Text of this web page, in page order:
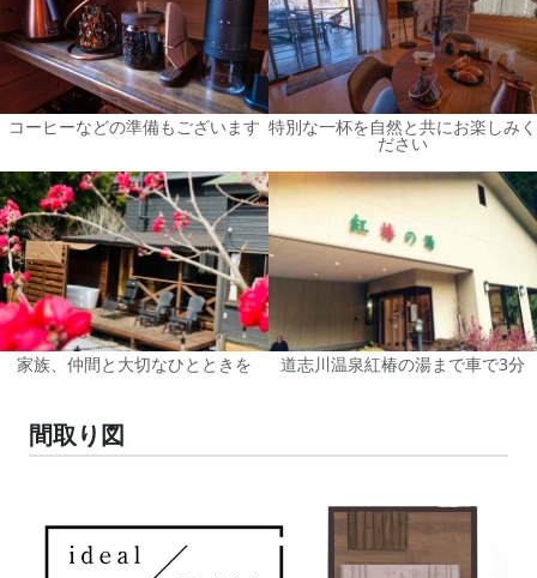
コーヒーなどの準備もございます 特別な一杯を自然と共にお楽しみく
ださい
家族、仲間と大切なひとときを 道志川温泉紅椿の湯まで車で3分
間取り図